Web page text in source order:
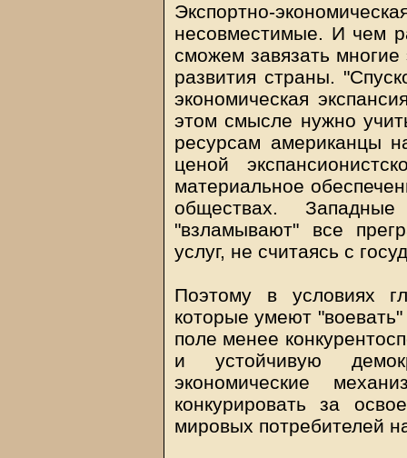
Экспортно-
несовместимые. И чем
сможем завязать
развития страны.
экономическая
этом смысле нужно
ресурсам американцы
ценой
материальное
обществах. Западные
"взламывают" все
услуг, не считаясь с
Поэтому в условиях
которые умеют
поле менее
и устойчивую
экономические
конкурировать за
мировых потребителей